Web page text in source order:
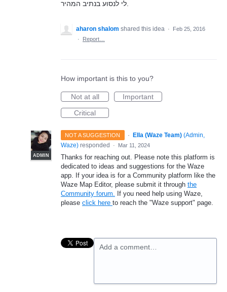
aharon shalom shared this idea ·
Feb 25, 2016
·
Report…
How important is this to you?
Not at all
Important
Critical
NOT A SUGGESTION ·
ADMIN
Ella (Waze Team) (Admin,
Waze) responded · Mar 11, 2024
Thanks for reaching out. Please note this platform is
dedicated to ideas and suggestions for the Waze
app. If your idea is for a Community platform like the
Waze Map Editor, please submit it through the
Community forum. If you need help using Waze,
please click here to reach the "Waze support" page.
Add a comment…